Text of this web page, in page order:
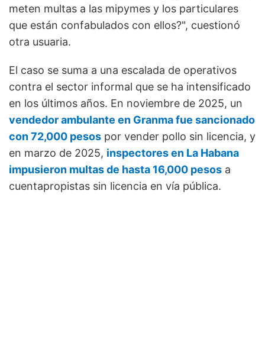
meten multas a las mipymes y los particulares
que están confabulados con ellos?", cuestionó
otra usuaria.
El caso se suma a una escalada de operativos
contra el sector informal que se ha intensificado
en los últimos años. En noviembre de 2025, un
vendedor ambulante en Granma fue sancionado
con 72,000 pesos por vender pollo sin licencia, y
en marzo de 2025, inspectores en La Habana
impusieron multas de hasta 16,000 pesos a
cuentapropistas sin licencia en vía pública.